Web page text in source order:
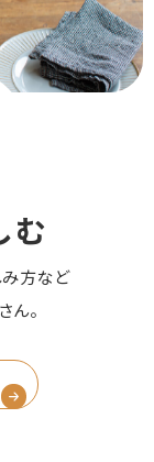
む
方など
ん。